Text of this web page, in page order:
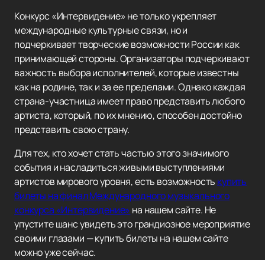
Конкурс «Интервидение» не только укрепляет
международные культурные связи, но и
подчеркивает творческие возможности России как
принимающей стороны. Организаторы подчеркивают
важность выбора исполнителей, которые известны
как на родине, так и за ее пределами. Однако каждая
страна-участница имеет право представить любого
артиста, который, по их мнению, способен достойно
представить свою страну.
Для тех, кто хочет стать частью этого значимого
события и насладиться живыми выступлениями
артистов мирового уровня, есть возможность купить
билеты на финал Международного музыкального
конкурса «Интервидение» на нашем сайте. Не
упустите шанс увидеть это грандиозное мероприятие
своими глазами — купить билеты на нашем сайте
можно уже сейчас.